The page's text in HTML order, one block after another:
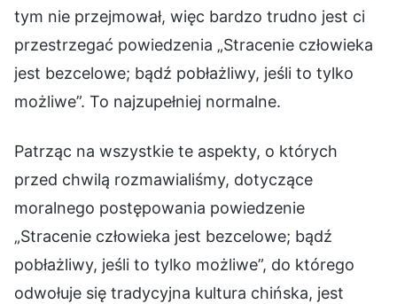
Patrząc na wszystkie te aspekty, o których
przed chwilą rozmawialiśmy, dotyczące
moralnego postępowania powiedzenie
„Stracenie człowieka jest bezcelowe; bądź
pobłażliwy, jeśli to tylko możliwe”, do którego
odwołuje się tradycyjna kultura chińska, jest